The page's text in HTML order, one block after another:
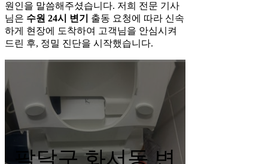
원인을 말씀해주셨습니다. 저희 전문 기사
님은 수원 24시 변기
출동 요청에 따라 신속
하게 현장에 도착하여 고객님을 안심시켜
드린 후, 정밀 진단을 시작했습니다.
팔달구 화서동 변